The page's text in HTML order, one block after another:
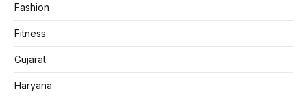
Fashion
Fitness
Gujarat
Haryana